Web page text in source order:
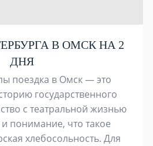
В ОМСК НА 2
ДНЯ
поездка в Омск — это
государственного
с театральной жизнью
понимание, что такое
хлебосольность. Для